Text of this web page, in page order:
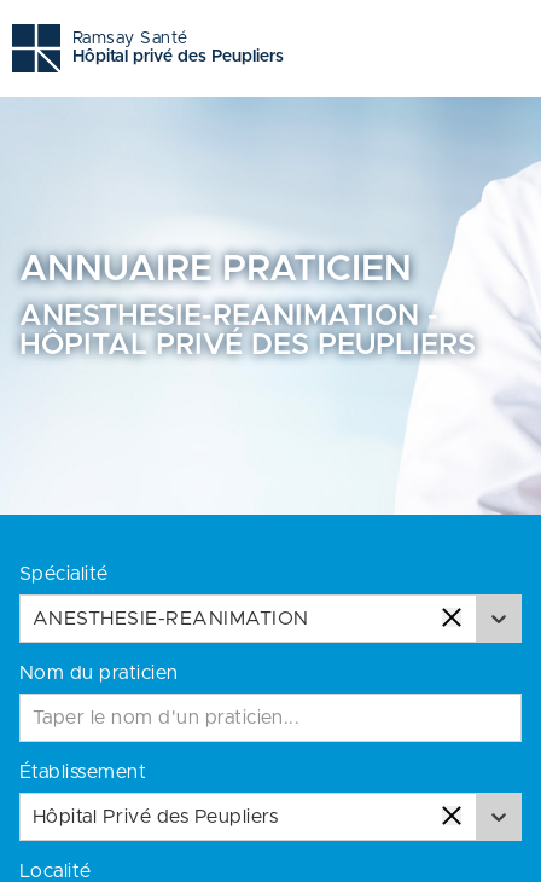
Ramsay Santé
Hôpital privé des Peupliers
ANNUAIRE PRATICIEN
ANESTHESIE-REANIMATION -
HÔPITAL PRIVÉ DES PEUPLIERS
Spécialité
ANESTHESIE-REANIMATION
Nom du praticien
Établissement
Hôpital Privé des Peupliers
Localité